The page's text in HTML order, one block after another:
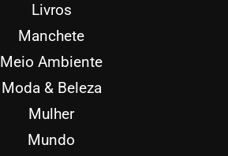
Livros
Manchete
Meio Ambiente
Moda & Beleza
Mulher
Mundo